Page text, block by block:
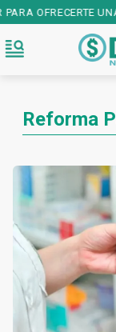
OFRECERTE
Reforma